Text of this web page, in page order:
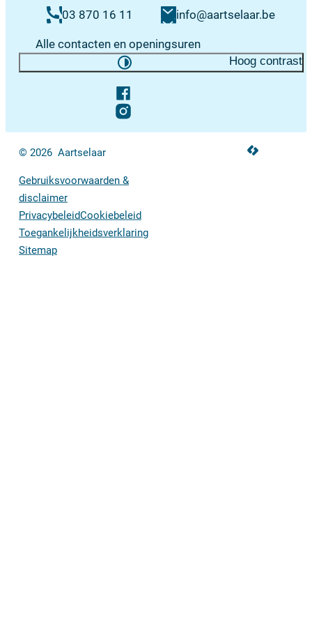
03 870 16 11
E-mail info@aartselaar.be
Alle contacten en openingsuren
Hoog contrast
© 2026 Aartselaar
Gebruiksvoorwaarden &
disclaimer
PrivacybeleidCookiebeleid
Toegankelijkheidsverklaring
Sitemap